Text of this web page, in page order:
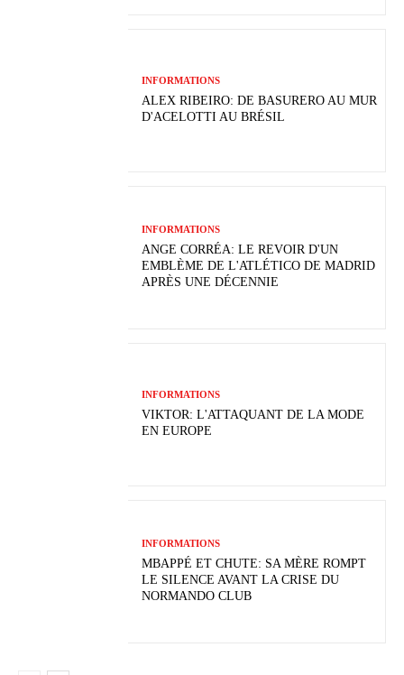
INFORMATIONS
ALEX RIBEIRO: DE BASURERO AU MUR
D'ACELOTTI AU BRÉSIL
INFORMATIONS
ANGE CORRÉA: LE REVOIR D'UN
EMBLÈME DE L'ATLÉTICO DE MADRID
APRÈS UNE DÉCENNIE
INFORMATIONS
VIKTOR: L'ATTAQUANT DE LA MODE
EN EUROPE
INFORMATIONS
MBAPPÉ ET CHUTE: SA MÈRE ROMPT
LE SILENCE AVANT LA CRISE DU
NORMANDO CLUB